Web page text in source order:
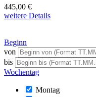
445,00 €
weitere Details
Beginn
von
bis
Wochentag
Montag